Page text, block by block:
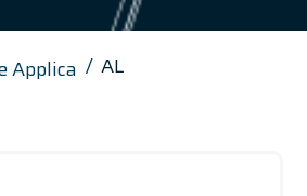
Applica AL